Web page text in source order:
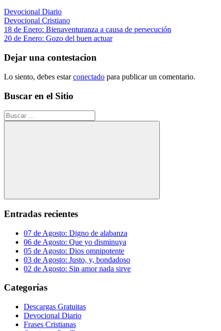
Devocional Diario
Devocional Cristiano
Navegación
de
entradas
Entrada
anterior:
18 de Enero: Bienaventuranza a causa de persecución
Siguiente
20 de Enero: Gozo del buen actuar
Dejar una contestacion
Lo siento, debes estarconectado para publicar un comentario.
Buscar en el Sitio
Buscar:
Buscar
Entradas recientes
07 de Agosto: Digno de alabanza
06 de Agosto: Que yo disminuya
05 de Agosto: Dios omnipotente
03 de Agosto: Justo, y, bondadoso
02 de Agosto: Sin amor nada sirve
Categorías
Descargas Gratuitas
Devocional Diario
Frases Cristianas